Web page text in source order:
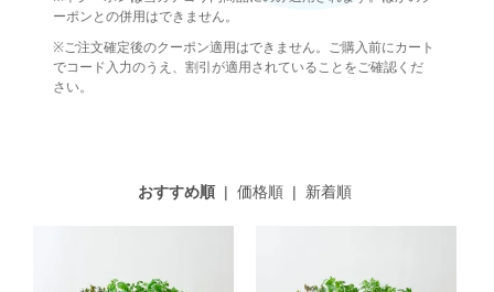
ーポンとの併用はできません。
※ご注文確定後のクーポン適用はできません。ご購入前にカート
でコード入力のうえ、割引が適用されていることをご確認くだ
さい。
おすすめ順| 価格順| 新着順